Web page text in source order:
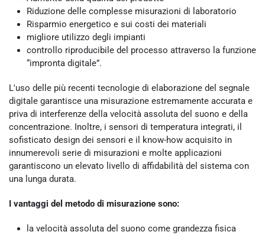
Riduzione delle complesse misurazioni di laboratorio
Risparmio energetico e sui costi dei materiali
migliore utilizzo degli impianti
controllo riproducibile del processo attraverso la funzione
“impronta digitale”.
L'uso delle più recenti tecnologie di elaborazione del segnale
digitale garantisce una misurazione estremamente accurata e
priva di interferenze della velocità assoluta del suono e della
concentrazione. Inoltre, i sensori di temperatura integrati, il
sofisticato design dei sensori e il know-how acquisito in
innumerevoli serie di misurazioni e molte applicazioni
garantiscono un elevato livello di affidabilità del sistema con
una lunga durata.
I vantaggi del metodo di misurazione sono:
la velocità assoluta del suono come grandezza fisica